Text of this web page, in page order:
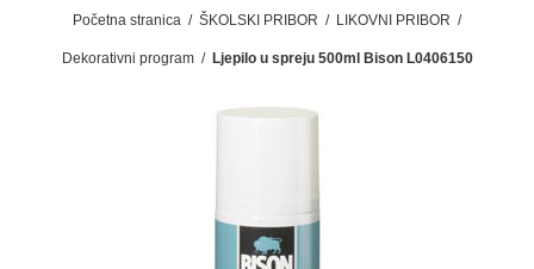
Početna stranica / ŠKOLSKI PRIBOR / LIKOVNI PRIBOR /
Dekorativni program / Ljepilo u spreju 500ml Bison L0406150